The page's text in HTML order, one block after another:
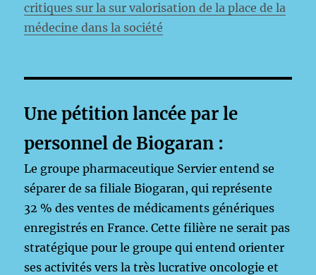
critiques sur la sur valorisation de la place de la
médecine dans la société
Une pétition lancée par le
personnel de Biogaran :
Le groupe pharmaceutique Servier entend se
séparer de sa filiale Biogaran, qui représente
32 % des ventes de médicaments génériques
enregistrés en France. Cette filière ne serait pas
stratégique pour le groupe qui entend orienter
ses activités vers la très lucrative oncologie et